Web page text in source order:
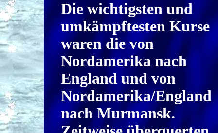
Die wichtigsten und
umkämpftesten Kurse
waren die von
Nordamerika nach
England und von
Nordamerika/England
nach Murmansk.